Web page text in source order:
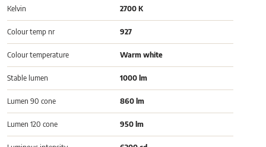
Kelvin 2700 K
Colour temp nr 927
Colour temperature Warm white
Stable lumen 1000 lm
Lumen 90 cone 860 lm
Lumen 120 cone 950 lm